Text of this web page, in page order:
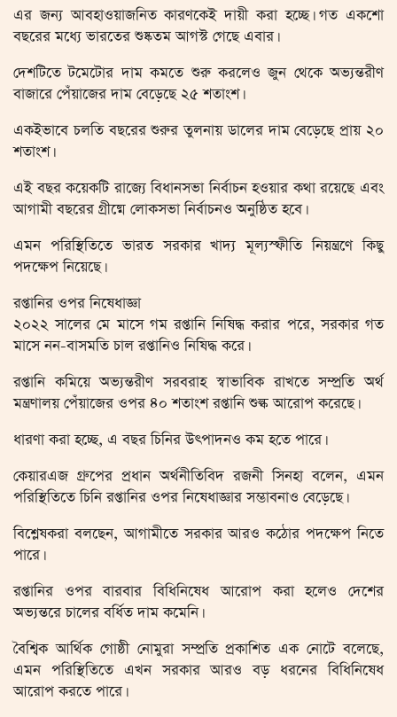
এর জন্য আবহাওয়াজনিত কারণকেই দায়ী করা হচ্ছে। গত একশো
বছরের মধ্যে ভারতের শুষ্কতম আগস্ট গেছে এবার।
দেশটিতে টমেটোর দাম কমতে শুরু করলেও জুন থেকে অভ্যন্তরীণ
বাজারে পেঁয়াজের দাম বেড়েছে ২৫ শতাংশ।
একইভাবে চলতি বছরের শুরুর তুলনায় ডালের দাম বেড়েছে প্রায় ২০
শতাংশ।
এই বছর কয়েকটি রাজ্যে বিধানসভা নির্বাচন হওয়ার কথা রয়েছে এবং
আগামী বছরের গ্রীষ্মে লোকসভা নির্বাচনও অনুষ্ঠিত হবে।
এমন পরিস্থিতিতে ভারত সরকার খাদ্য মূল্যস্ফীতি নিয়ন্ত্রণে কিছু
পদক্ষেপ নিয়েছে।
রপ্তানির ওপর নিষেধাজ্ঞা
২০২২ সালের মে মাসে গম রপ্তানি নিষিদ্ধ করার পরে, সরকার গত
মাসে নন-বাসমতি চাল রপ্তানিও নিষিদ্ধ করে।
রপ্তানি কমিয়ে অভ্যন্তরীণ সরবরাহ স্বাভাবিক রাখতে সম্প্রতি অর্থ
মন্ত্রণালয় পেঁয়াজের ওপর ৪০ শতাংশ রপ্তানি শুল্ক আরোপ করেছে।
ধারণা করা হচ্ছে, এ বছর চিনির উৎপাদনও কম হতে পারে।
কেয়ারএজ গ্রুপের প্রধান অর্থনীতিবিদ রজনী সিনহা বলেন, এমন
পরিস্থিতিতে চিনি রপ্তানির ওপর নিষেধাজ্ঞার সম্ভাবনাও বেড়েছে।
বিশ্লেষকরা বলছেন, আগামীতে সরকার আরও কঠোর পদক্ষেপ নিতে
পারে।
রপ্তানির ওপর বারবার বিধিনিষেধ আরোপ করা হলেও দেশের
অভ্যন্তরে চালের বর্ধিত দাম কমেনি।
বৈশ্বিক আর্থিক গোষ্ঠী নোমুরা সম্প্রতি প্রকাশিত এক নোটে বলেছে,
এমন পরিস্থিতিতে এখন সরকার আরও বড় ধরনের বিধিনিষেধ
আরোপ করতে পারে।